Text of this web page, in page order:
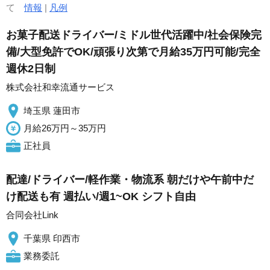
て情報 | 凡例
お菓子配送ドライバー/ミドル世代活躍中/社会保険完
備/大型免許でOK/頑張り次第で月給35万円可能/完全
週休2日制
株式会社和幸流通サービス
埼玉県 蓮田市
月給26万円～35万円
正社員
配達/ドライバー/軽作業・物流系 朝だけや午前中だ
け配送も有 週払い/週1~OK シフト自由
合同会社Link
千葉県 印西市
業務委託